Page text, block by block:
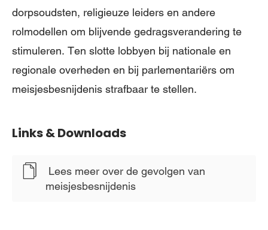
dorpsoudsten, religieuze leiders en andere
rolmodellen om blijvende gedragsverandering te
stimuleren. Ten slotte lobbyen bij nationale en
regionale overheden en bij parlementariërs om
meisjesbesnijdenis strafbaar te stellen.
Links & Downloads
Lees meer over de gevolgen van
meisjesbesnijdenis